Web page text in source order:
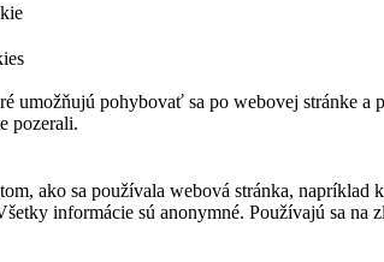
umožňujú pohybovať sa po webovej stránke
pozerali.
ako sa používala webová stránka,
informácie sú anonymné. Používajú sa na